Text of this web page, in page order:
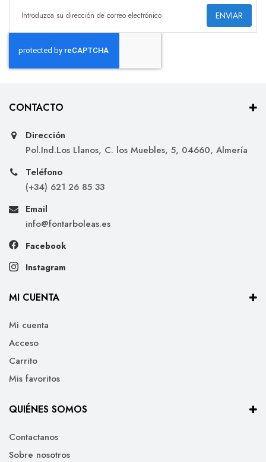
ENVIAR
CONTACTO
Dirección
Pol.Ind.Los Llanos, C. los Muebles, 5, 04660, Almería
Teléfono
(+34) 621 26 85 33
Email
info@fontarboleas.es
Facebook
Instagram
MI CUENTA
Mi cuenta
Acceso
Carrito
Mis favoritos
QUIÉNES SOMOS
Contactanos
Sobre nosotros